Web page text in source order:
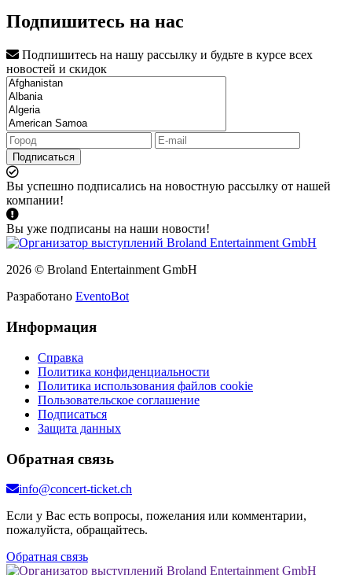
Подпишитесь на нас
Подпишитесь на нашу рассылку и будьте в курсе всех
новостей и скидок
Подписаться
Вы успешно подписались на новостную рассылку от нашей
компании!
Вы уже подписаны на наши новости!
2026 © Broland Entertainment GmbH
Разработано EventoBot
Информация
Справка
Политика конфиденциальности
Политика использования файлов cookie
Пользовательское соглашение
Подписаться
Защита данных
Обратная связь
info@concert-ticket.ch
Если у Вас есть вопросы, пожелания или комментарии,
пожалуйста, обращайтесь.
Обратная связь